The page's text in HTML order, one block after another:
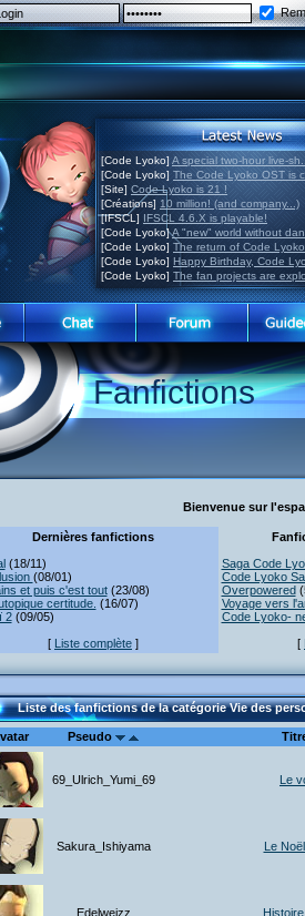
[Code Lyoko] A special two-hour live-sh...
[Code Lyoko] The Code Lyoko OST is
[Site] Code Lyoko is 21 !
[Créations] 10 million! (and company...)
[IFSCL] IFSCL 4.6.X is playable!
[Code Lyoko]A "new" world without
[Code Lyoko] The return of Code
[Code Lyoko] Happy Birthday, Code
[Code Lyoko] The fan projects are
Fanfictions
Bienvenue sur
Dernières fanfictions
(18/11)
(08/01)
et puis c'est tout(23/08)
certitude. (16/07)
2(09/05)
[ Liste complète ]
Saga Code
Code Lyoko
Overpowered
Voyage vers
Code Lyoko-
[
Liste des fanfictions de la catégorie Vie des
Pseudo
69_Ulrich_Yumi_69 Le
Sakura_Ishiyama Le
Edelweizz